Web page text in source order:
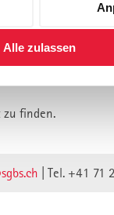
Alle zulassen
neue
zu finden.
Tel. +41 71